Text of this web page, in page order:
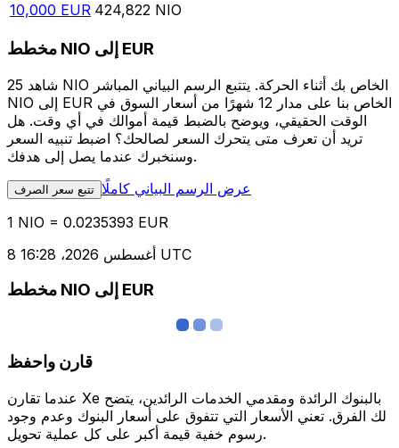
10,000 EUR 424,822 NIO
مخطط NIO إلى EUR
شاهد 25 NIO الخاص بك أثناء الحركة. يتتبع الرسم البياني المباشر
NIO إلى EUR الخاص بنا على مدار 12 شهرًا من أسعار السوق في
الوقت الحقيقي، ويوضح بالضبط قيمة أموالك في أي وقت. هل
تريد أن تعرف متى يتحرك السعر لصالحك؟ اضبط تنبيه السعر
وسنخبرك عندما يصل إلى هدفك.
تتبع سعر الصرف عرض الرسم البياني كاملًا
1 NIO = 0.0235393 EUR
8 أغسطس 2026، 16:28 UTC
مخطط NIO إلى EUR
قارن واحفظ
عندما تقارن Xe بالبنوك الرائدة ومقدمي الخدمات الرائدين، يتضح
لك الفرق. تعني الأسعار التي تتفوق على أسعار البنوك وعدم وجود
رسوم خفية قيمة أكبر على كل عملية تحويل.